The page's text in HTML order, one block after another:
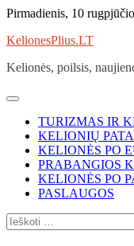
Skip
content
Pirmadienis, 10
KelionesPlius.LT
Kelionės, poilsis,
TURIZMAS IR
KELIONIŲ
KELIONĖS PO
PRABANGIOS
KELIONĖS PO
PASLAUGOS
Ieškoti: